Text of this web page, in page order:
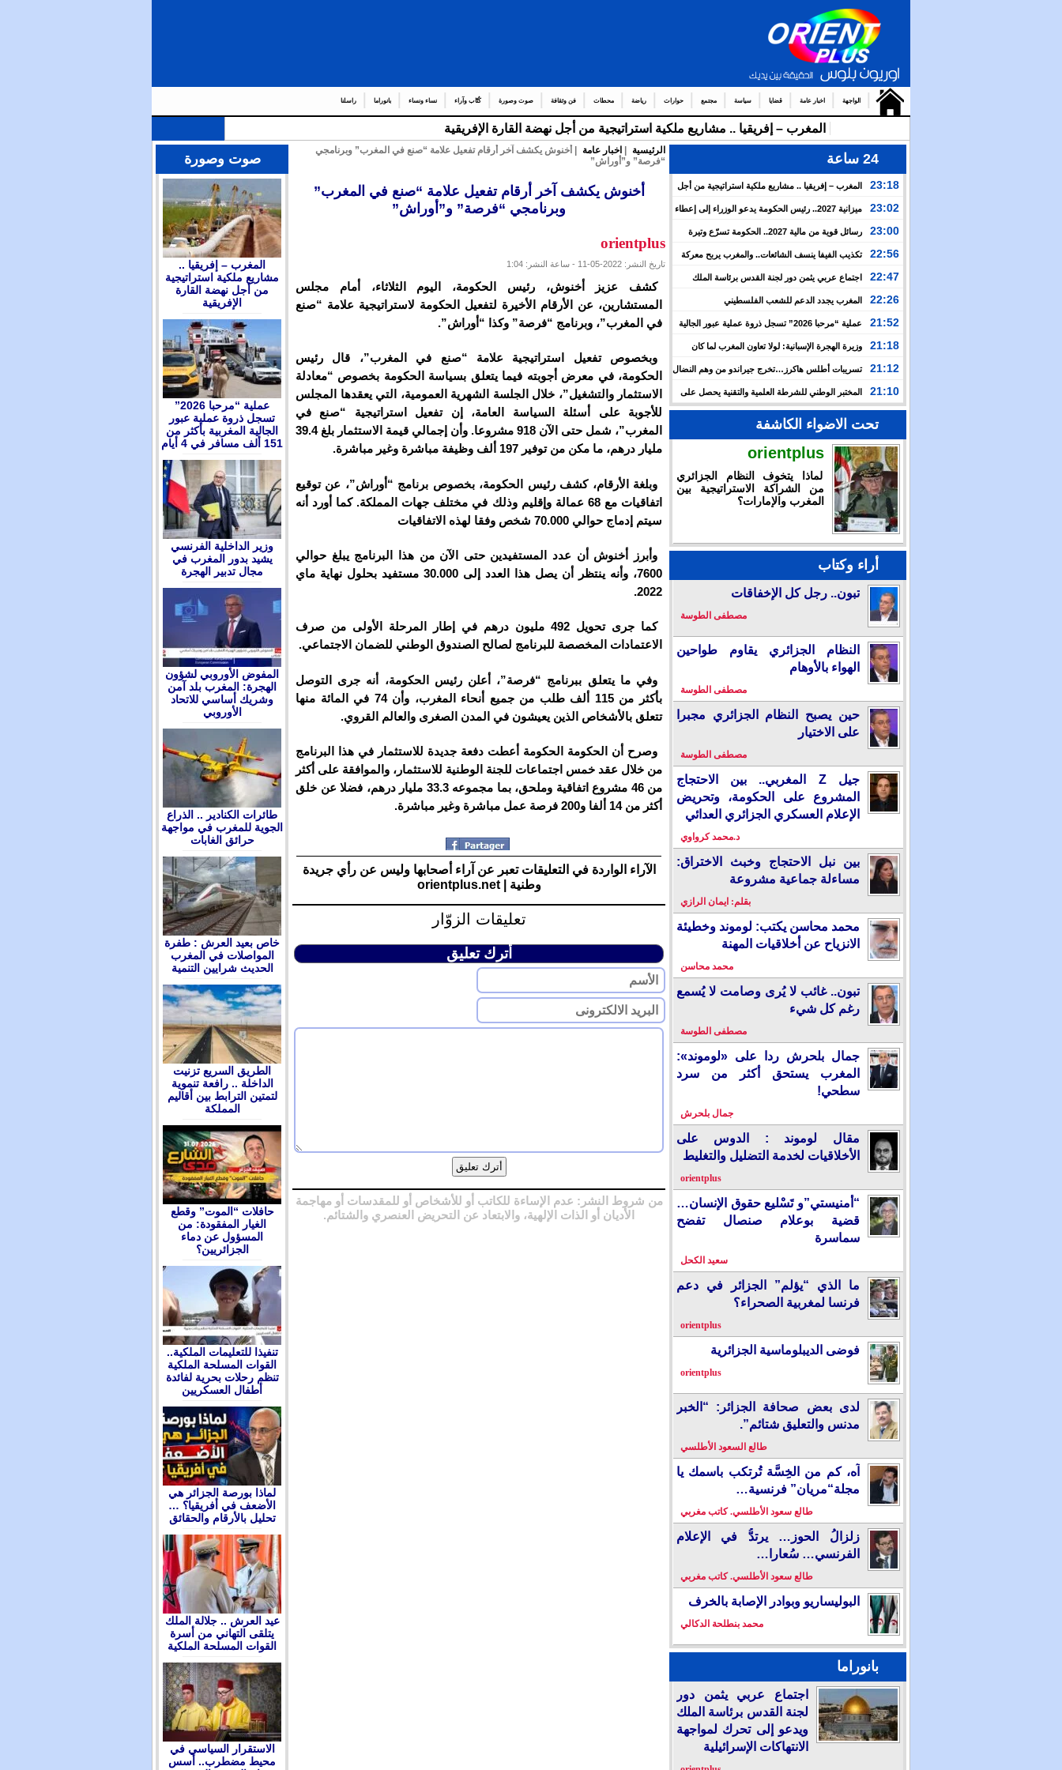
الواجهة اخبار عامة قضايا سياسة مجتمع حوارات رياضة محطات فن وثقافة صوت وصورة كُتّاب وآراء نساء ونساء بانوراما راسلنا
المغرب – إفريقيا .. مشاريع ملكية استراتيجية من أجل نهضة القارة الإفريقية
24 ساعة
23:18
المغرب – إفريقيا .. مشاريع ملكية استراتيجية من أجل
نهضة القارة الإفريقية
23:02
ميزانية 2027.. رئيس الحكومة يدعو الوزراء إلى إعطاء
الأولوية لبرمجة الالتزامات المتعلقة بالمشاريع موضوع تعليمات
23:00
رسائل قوية من مالية 2027.. الحكومة تسرّع وتيرة
الأوراش الملكية وتراهن على المواطن لبناء مغرب أكثر قوة
22:56
تكذيب الفيفا ينسف الشائعات.. والمغرب يربح معركة
الإنجاز قبل حسم نهائي مونديال 2030
22:47
اجتماع عربي يثمن دور لجنة القدس برئاسة الملك
ويدعو إلى تحرك لمواجهة الانتهاكات الإسرائيلية
22:26 المغرب يجدد الدعم للشعب الفلسطيني
21:52
عملية “مرحبا 2026” تسجل ذروة عملية عبور الجالية
المغربية بأكثر من 151 ألف مسافر في 4 أيام
21:18
وزيرة الهجرة الإسبانية: لولا تعاون المغرب لما كان
بالإمكان تقديم استجابة استثنائية خلال أزمة سبتة المحتلة
21:12
تسريبات أطلس هاكرز…تخرج جيراندو من وهم النضال
إلى مستنقع الجريمة المنظمة
21:10
المختبر الوطني للشرطة العلمية والتقنية يحصل على
شهادة الاعتماد والمطابقة والجودة بالمعيار الدولي
تحت الاضواء الكاشفة
orientplus
لماذا يتخوف النظام الجزائري
من الشراكة الاستراتيجية بين
المغرب والإمارات؟
أراء وكتاب
تبون.. رجل كل الإخفاقات
مصطفى الطوسة
النظام الجزائري يقاوم طواحين
الهواء بالأوهام
مصطفى الطوسة
حين يصبح النظام الجزائري مجبرا
على الاختيار
مصطفى الطوسة
جيل Z المغربي.. بين الاحتجاج
المشروع على الحكومة، وتحريض
الإعلام العسكري الجزائري العدائي
د.محمد كرواوي
بين نبل الاحتجاج وخبث الاختراق:
مساءلة جماعية مشروعة
بقلم: ايمان الرازي
محمد محاسن يكتب: لوموند وخطيئة
الانزياح عن أخلاقيات المهنة
محمد محاسن
تبون.. غائب لا يُرى وصامت لا يُسمع
رغم كل شيء
مصطفى الطوسة
جمال بلحرش ردا على «لوموند»:
المغرب يستحق أكثر من سرد
سطحي!
جمال بلحرش
مقال لوموند : الدوس على
الأخلاقيات لخدمة التضليل والتغليط
orientplus
“أمنيستي”و تَسْليع حقوق الإنسان…
قضية بوعلام صنصال تفضح
سماسرة
سعيد الكحل
ما الذي “يؤلم” الجزائر في دعم
فرنسا لمغربية الصحراء؟
orientplus
فوضى الديبلوماسية الجزائرية
orientplus
لدى بعض صحافة الجزائر: “الخبر
مدنس والتعليق شتائم”.
طالع السعود الأطلسي
آه، كم من الخِسَّة تُرتكب باسمك يا
مجلة“مريان” فرنسية…
طالع سعود الأطلسي. كاتب مغربي
زلزالُ الحوز… يرتدُّ في الإعلام
الفرنسي… سُعارا…
طالع سعود الأطلسي. كاتب مغربي
البوليساريو وبوادر الإصابة بالخرف
محمد بنطلحة الدكالي
بانوراما
اجتماع عربي يثمن دور
لجنة القدس برئاسة الملك
ويدعو إلى تحرك لمواجهة
الانتهاكات الإسرائيلية
الرئيسية اخبار عامة
| أخنوش يكشف آخر أرقام تفعيل علامة “صنع في المغرب” وبرنامجي
“فرصة” و”أوراش”
أخنوش يكشف آخر أرقام تفعيل علامة “صنع في المغرب”
وبرنامجي “فرصة” و”أوراش”
orientplus
تاريخ النشر: 2022-05-11 - ساعة النشر: 1:04
كشف عزيز أخنوش، رئيس الحكومة، اليوم الثلاثاء، أمام مجلس
المستشارين، عن الأرقام الأخيرة لتفعيل الحكومة لاستراتيجية علامة “صنع
في المغرب”، وبرنامج “فرصة” وكذا “أوراش”.
وبخصوص تفعيل استراتيجية علامة “صنع في المغرب”، قال رئيس
الحكومة، في معرض أجوبته فيما يتعلق بسياسة الحكومة بخصوص “معادلة
الاستثمار والتشغيل”، خلال الجلسة الشهرية العمومية، التي يعقدها المجلس
للأجوبة على أسئلة السياسة العامة، إن تفعيل استراتيجية “صنع في
المغرب”، شمل حتى الآن 918 مشروعا. وأن إجمالي قيمة الاستثمار بلغ 39.4
مليار درهم، ما مكن من توفير 197 ألف وظيفة مباشرة وغير مباشرة.
وبلغة الأرقام، كشف رئيس الحكومة، بخصوص برنامج “أوراش”، عن توقيع
اتفاقيات مع 68 عمالة وإقليم وذلك في مختلف جهات المملكة. كما أورد أنه
سيتم إدماج حوالي 70.000 شخص وفقا لهذه الاتفاقيات
وأبرز أخنوش أن عدد المستفيدين حتى الآن من هذا البرنامج يبلغ حوالي
7600، وأنه ينتظر أن يصل هذا العدد إلى 30.000 مستفيد بحلول نهاية ماي
2022.
كما جرى تحويل 492 مليون درهم في إطار المرحلة الأولى من صرف
الاعتمادات المخصصة للبرنامج لصالح الصندوق الوطني للضمان الاجتماعي.
وفي ما يتعلق ببرنامج “فرصة”، أعلن رئيس الحكومة، أنه جرى التوصل
بأكثر من 115 ألف طلب من جميع أنحاء المغرب، وأن 74 في المائة منها
تتعلق بالأشخاص الذين يعيشون في المدن الصغرى والعالم القروي.
وصرح أن الحكومة الحكومة أعطت دفعة جديدة للاستثمار في هذا البرنامج
من خلال عقد خمس اجتماعات للجنة الوطنية للاستثمار، والموافقة على أكثر
من 46 مشروع اتفاقية وملحق، بما مجموعه 33.3 مليار درهم، فضلا عن خلق
أكثر من 14 ألفا و200 فرصة عمل مباشرة وغير مباشرة.
الآراء الواردة في التعليقات تعبر عن آراء أصحابها وليس عن رأي جريدة
وطنية | orientplus.net
تعليقات الزوّار
أترك تعليق
من شروط النشر: عدم الإساءة للكاتب أو للأشخاص أو للمقدسات أو مهاجمة
الأديان أو الذات الإلهية، والابتعاد عن التحريض العنصري والشتائم.
صوت وصورة
المغرب – إفريقيا ..
مشاريع ملكية استراتيجية
من أجل نهضة القارة
الإفريقية
عملية “مرحبا 2026”
تسجل ذروة عملية عبور
الجالية المغربية بأكثر من
151 ألف مسافر في 4 أيام
وزير الداخلية الفرنسي
يشيد بدور المغرب في
مجال تدبير الهجرة
المفوض الأوروبي لشؤون
الهجرة: المغرب بلد آمن
وشريك أساسي للاتحاد
الأوروبي
طائرات الكنادير .. الذراع
الجوية للمغرب في مواجهة
حرائق الغابات
ﺧﺎﺹ ﺑﻌﻴﺪ ﺍﻟﻌﺮﺵ : ﻃﻔﺮﺓ
ﺍﻟﻤﻮﺍﺻﻼﺕ ﻓﻲ ﺍﻟﻤﻐﺮﺏ
ﺍﻟﺤﺪﻳﺚ ﺷﺮﺍﻳﻴﻦ ﺍﻟﺘﻨﻤﻴﺔ
الطريق السريع تزنيت
الداخلة .. رافعة تنموية
لتمتين الترابط بين أقاليم
المملكة
حافلات “الموت” وقطع
الغيار المفقودة: من
المسؤول عن دماء
الجزائريين؟
تنفيذا للتعليمات الملكية..
القوات المسلحة الملكية
تنظم رحلات بحرية لفائدة
أطفال العسكريين
لماذا بورصة الجزائر هي
الأضعف في أفريقيا؟ …
تحليل بالأرقام والحقائق
عيد العرش .. جلالة الملك
يتلقى التهاني من أسرة
القوات المسلحة الملكية
الاستقرار السياسي في
محيط مضطرب.. أسس